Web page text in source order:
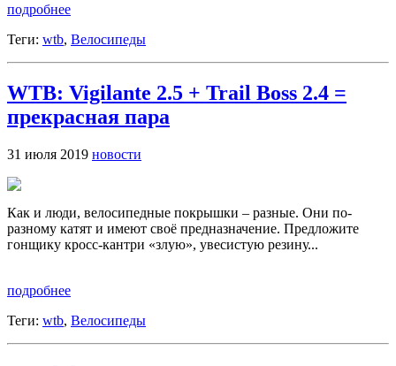
подробнее
Теги: wtb, Велосипеды
WTB: Vigilante 2.5 + Trail Boss 2.4 =
прекрасная пара
31 июля 2019 новости
Как и люди, велосипедные покрышки – разные. Они по-
разному катят и имеют своё предназначение. Предложите
гонщику кросс-кантри «злую», увесистую резину...
подробнее
Теги: wtb, Велосипеды